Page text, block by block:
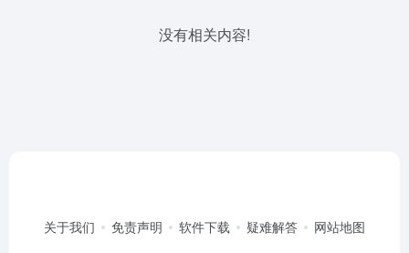
没有相关内容!
关于我们 免责声明 软件下载 疑难解答 网站地图